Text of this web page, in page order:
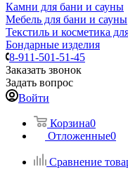
Камни для бани и сауны
Мебель для бани и сауны
Текстиль и косметика
Бондарные изделия
8-911-501-51-45
Заказать звонок
Задать вопрос
Войти
Корзина0
Отложенные0
Сравнение